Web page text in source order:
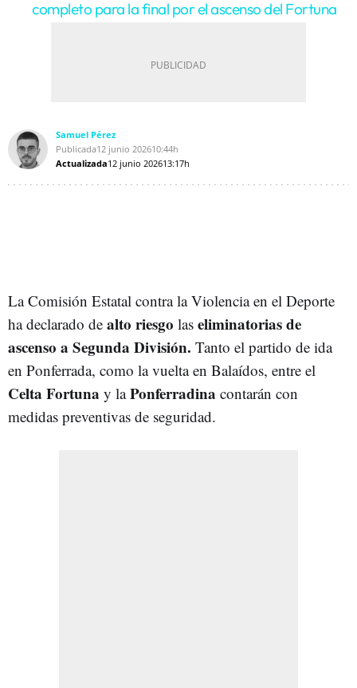
completo para la final por el ascenso del Fortuna
Samuel Pérez
Publicada12 junio 202610:44h
Actualizada12 junio 202613:17h
La Comisión Estatal contra la Violencia en el Deporte
ha declarado de alto riesgo las eliminatorias de
ascenso a Segunda División. Tanto el partido de ida
en Ponferrada, como la vuelta en Balaídos, entre el
Celta Fortuna y laPonferradina contarán con
medidas preventivas de seguridad.